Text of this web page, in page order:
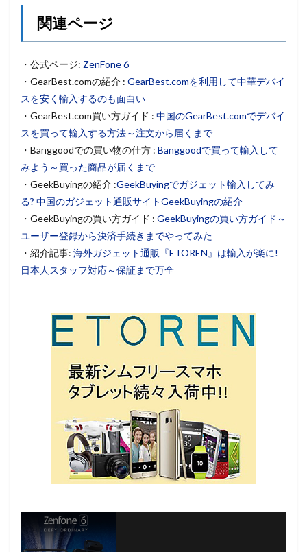
関連ページ
・公式ページ: ZenFone 6
・GearBest.comの紹介 : GearBest.comを利用して中華デバイ
スを安く輸入するのも面白い
・GearBest.com買い方ガイド : 中国のGearBest.comでデバイ
スを買って輸入する方法～注文から届くまで
・Banggoodでの買い物の仕方 : Banggoodで買って輸入して
みよう～買った商品が届くまで
・GeekBuyingの紹介 :GeekBuyingでガジェット輸入してみ
る? 中国のガジェット通販サイトGeekBuyingの紹介
・GeekBuyingの買い方ガイド : GeekBuyingの買い方ガイド～
ユーザー登録から決済手続きまでやってみた
・紹介記事: 海外ガジェット通販『ETOREN』は輸入が楽に!
日本人スタッフ対応～保証まで万全